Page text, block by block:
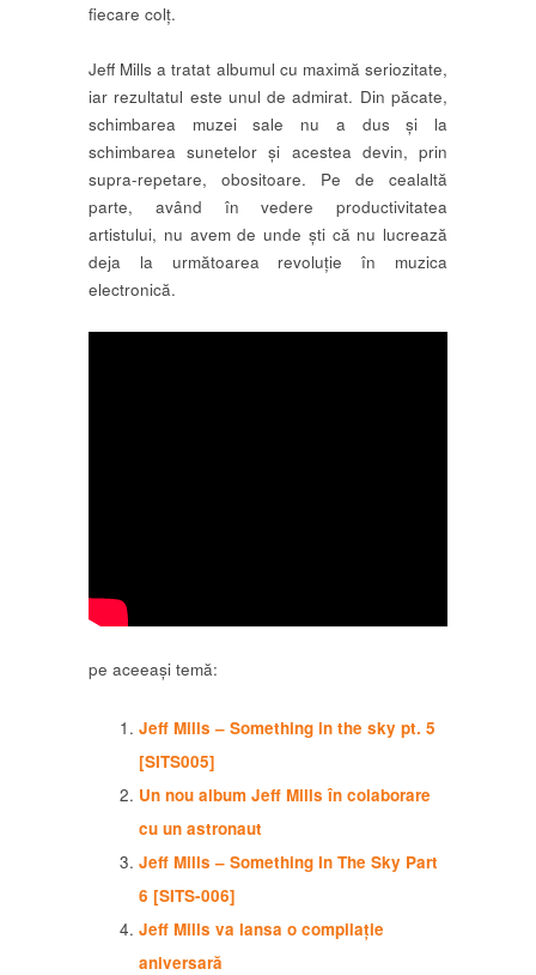
fiecare colț.
Jeff Mills a tratat albumul cu maximă seriozitate,
iar rezultatul este unul de admirat. Din păcate,
schimbarea muzei sale nu a dus și la
schimbarea sunetelor și acestea devin, prin
supra-repetare, obositoare. Pe de cealaltă
parte, având în vedere productivitatea
artistului, nu avem de unde ști că nu lucrează
deja la următoarea revoluție în muzica
electronică.
pe aceeași temă:
Jeff Mills – Something in the sky pt. 5
[SITS005]
Un nou album Jeff Mills în colaborare
cu un astronaut
Jeff Mills – Something In The Sky Part
6 [SITS-006]
Jeff Mills va lansa o compilație
aniversară